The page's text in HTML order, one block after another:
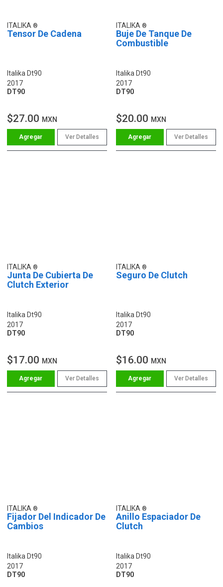
ITALIKA
Tensor De Cadena
Italika Dt90
2017
DT90
$27.00 MXN
Ver Detalles
ITALIKA
Buje De Tanque De
Combustible
Italika Dt90
2017
DT90
$20.00 MXN
Ver Detalles
ITALIKA
Junta De Cubierta De
Clutch Exterior
Italika Dt90
2017
DT90
$17.00 MXN
Ver Detalles
ITALIKA
Seguro De Clutch
Italika Dt90
2017
DT90
$16.00 MXN
Ver Detalles
ITALIKA
Fijador Del Indicador De
Cambios
Italika Dt90
2017
DT90
ITALIKA
Anillo Espaciador De
Clutch
Italika Dt90
2017
DT90